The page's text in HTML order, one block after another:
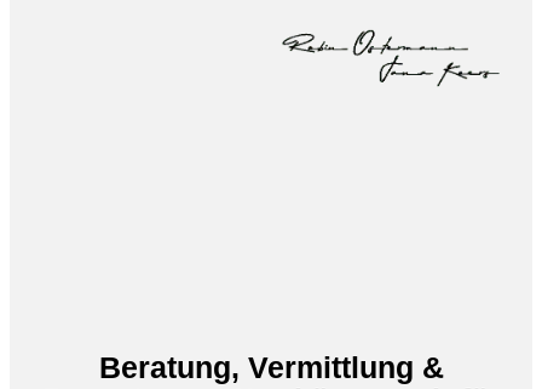
Beratung, Vermittlung &